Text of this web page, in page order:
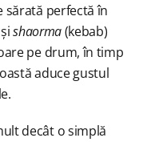
perfectă în
shaorma(kebab)
pe drum, în timp
aduce gustul
decât o simplă